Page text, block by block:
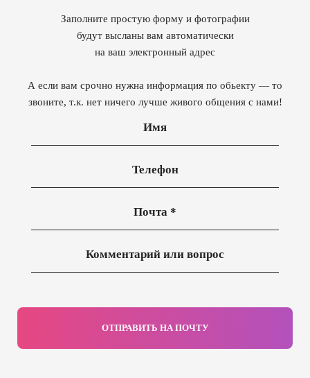
Заполните простую форму и фотографии
будут высланы вам автоматически
на ваш электронный адрес
А если вам срочно нужна информация по обьекту — то
звоните, т.к. нет ничего лучше живого общения с нами!
ОТПРАВИТЬ НА ПОЧТУ